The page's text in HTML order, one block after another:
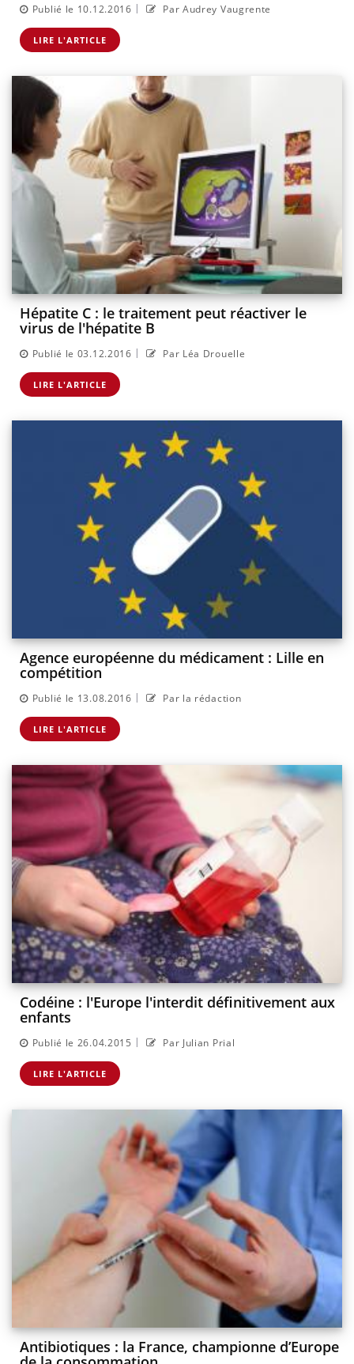
Publié le 10.12.2016 | Par Audrey Vaugrente
LIRE L'ARTICLE
Hépatite C : le traitement peut réactiver le
virus de l'hépatite B
Publié le 03.12.2016 | Par Léa Drouelle
LIRE L'ARTICLE
Agence européenne du médicament : Lille en
compétition
Publié le 13.08.2016 | Par la rédaction
LIRE L'ARTICLE
Codéine : l'Europe l'interdit définitivement aux
enfants
Publié le 26.04.2015 | Par Julian Prial
LIRE L'ARTICLE
Antibiotiques : la France, championne d’Europe